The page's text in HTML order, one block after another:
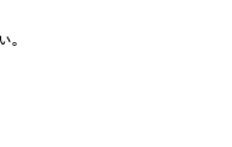
。